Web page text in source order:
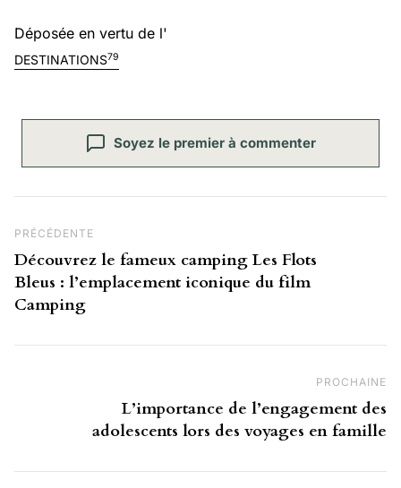
Déposée en vertu de l'
DESTINATIONS79
Soyez le premier à commenter
Post Précédent
PRÉCÉDENTE
Découvrez le fameux camping Les Flots
Bleus : l’emplacement iconique du film
Camping
PROCHAINE
L’importance de l’engagement des
adolescents lors des voyages en famille